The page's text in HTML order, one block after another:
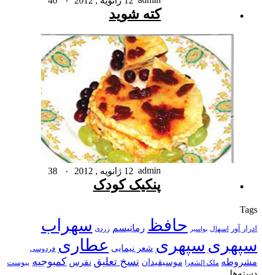
کته شوید
admin 12 ژانویه , 2012 ۰
پنکیک کودک
Tags
ادرار آور اسهال بواسیر حافظ رماتیسم زردی سهراب
سپهری سپهری شعر نیمایی عطاری فردوسی
مشروطه ملک الشعرا موسیقیدان نسخ تعلیق نقرس کمبوجیه یبوست